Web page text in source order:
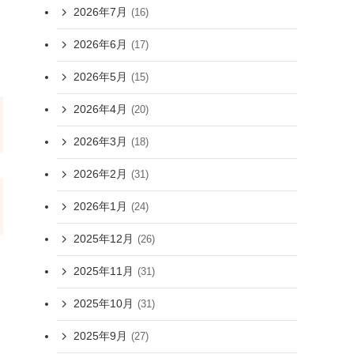
2026年7月 (16)
2026年6月 (17)
2026年5月 (15)
2026年4月 (20)
2026年3月 (18)
2026年2月 (31)
2026年1月 (24)
2025年12月 (26)
2025年11月 (31)
2025年10月 (31)
2025年9月 (27)